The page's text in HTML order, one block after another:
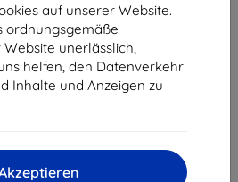
auf unserer Website.
ordnungsgemäße
unerlässlich,
helfen, den Datenverkehr
Inhalte und Anzeigen zu